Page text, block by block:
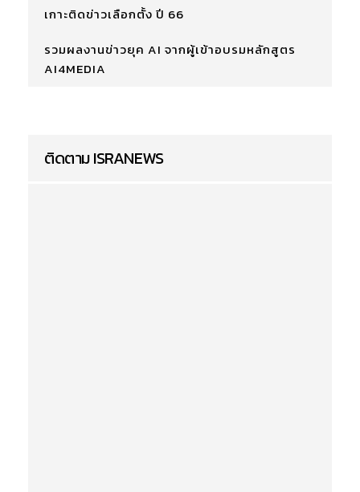
เกาะติดข่าวเลือกตั้ง ปี 66
รวมผลงานข่าวยุค AI จากผู้เข้าอบรมหลักสูตร
AI4MEDIA
ติดตาม ISRANEWS